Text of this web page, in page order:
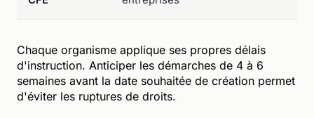
Chaque organisme applique ses propres délais
d'instruction. Anticiper les démarches de 4 à 6
semaines avant la date souhaitée de création permet
d'éviter les ruptures de droits.